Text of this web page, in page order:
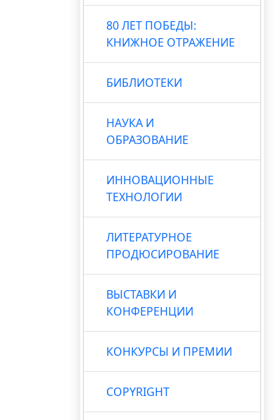
80 ЛЕТ ПОБЕДЫ:
КНИЖНОЕ ОТРАЖЕНИЕ
БИБЛИОТЕКИ
НАУКА И
ОБРАЗОВАНИЕ
ИННОВАЦИОННЫЕ
ТЕХНОЛОГИИ
ЛИТЕРАТУРНОЕ
ПРОДЮСИРОВАНИЕ
ВЫСТАВКИ И
КОНФЕРЕНЦИИ
КОНКУРСЫ И ПРЕМИИ
COPYRIGHT